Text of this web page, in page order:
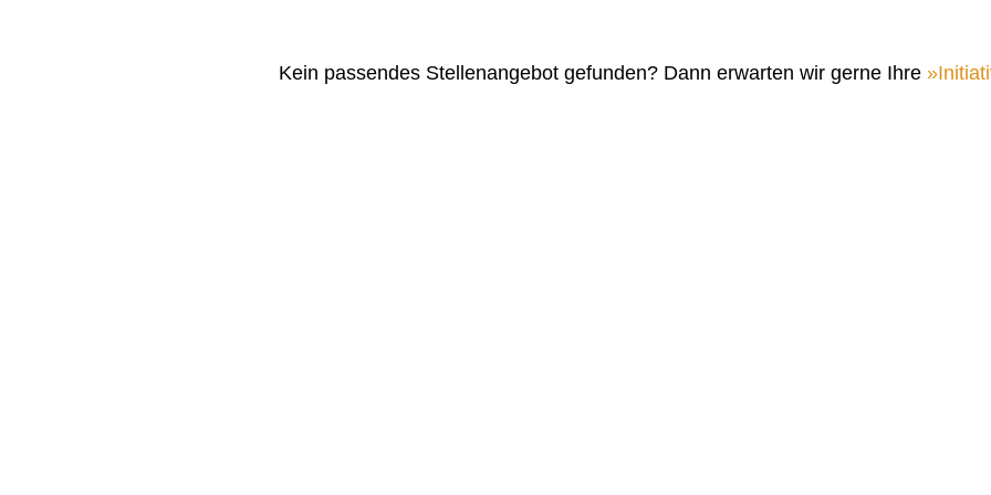
Kein passendes Stellenangebot gefunden? Dann erwarten wir gerne Ihre